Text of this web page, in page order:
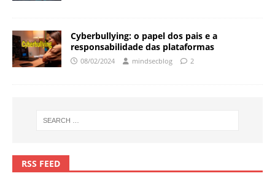
Cyberbullying: o papel dos pais e a
responsabilidade das plataformas
08/02/2024 mindsecblog 2
RSS FEED